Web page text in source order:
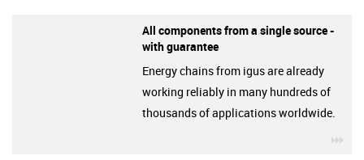
All components from a single source -
with guarantee
Energy chains from igus are already
working reliably in many hundreds of
thousands of applications worldwide.